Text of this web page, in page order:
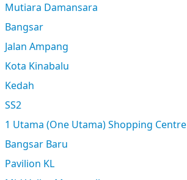
Mutiara Damansara
Bangsar
Jalan Ampang
Kota Kinabalu
Kedah
SS2
1 Utama (One Utama) Shopping Centre
Bangsar Baru
Pavilion KL